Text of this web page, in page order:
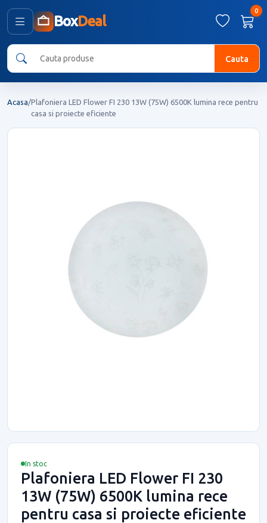
BoxDeal
0
Cauta
Acasa/Plafoniera LED Flower FI 230 13W (75W) 6500K lumina rece pentru
casa si proiecte eficiente
In stoc
Plafoniera LED Flower FI 230
13W (75W) 6500K lumina rece
pentru casa si proiecte eficiente